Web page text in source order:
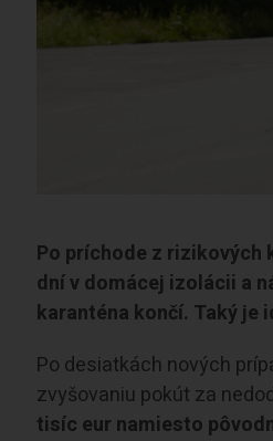
Po príchode z rizikových
dní v domácej izolácii a
karanténa končí. Taký je
Po desiatkách nových
zvyšovaniu pokút za
tisíc eur namiesto